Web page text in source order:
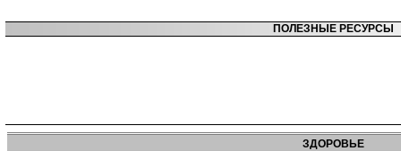
ПОЛЕЗНЫЕ РЕСУРСЫ
ЗДОРОВЬЕ